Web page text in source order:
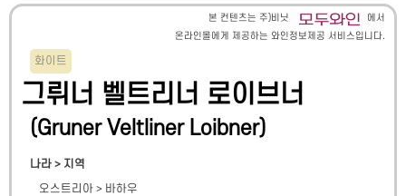
본 컨텐츠는 주)비닛
에서
온라인몰에게 제공하는 와인정보제공 서비스입니다.
화이트
그뤼너 벨트리너 로이브너
(Gruner Veltliner Loibner)
나라 > 지역
오스트리아 > 바하우